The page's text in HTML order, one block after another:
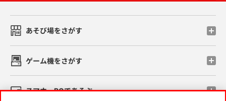
あそび場をさがす
ゲーム機をさがす
スマホ・PCであそぶ